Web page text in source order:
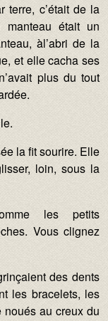
terre, c’était de la
était un
àl’abri de la
et elle cacha ses
plus du tout
la fit sourire. Elle
loin, sous la
les petits
Vous clignez
des dents
les bracelets, les
au creux du